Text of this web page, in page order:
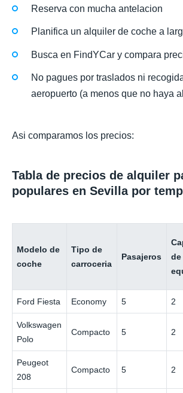
Reserva con mucha antelacion
Planifica un alquiler de coche a
Busca en FindYCar y compara
No pagues por traslados ni
aeropuerto (a menos que no haya
Asi comparamos los precios:
Tabla de precios de alquiler
populares en Sevilla por
Modelo de
coche
Tipo de
carroceria
Pasajeros
de
Ford Fiesta Economy 5 2
Volkswagen
Polo
Compacto 5 2
Peugeot
208
Compacto 5 2